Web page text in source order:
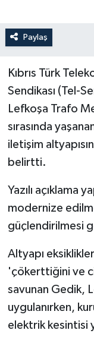
Paylaş
Kıbrıs Türk
Sendikası (Tel-
Lefkoşa Trafo
sırasında
iletişim
belirtti.
Yazılı açıklama
modernize
güçlendirilmesi
Altyapı
'çökerttiğini ve
savunan Gedik,
uygulanırken,
elektrik kesintisi